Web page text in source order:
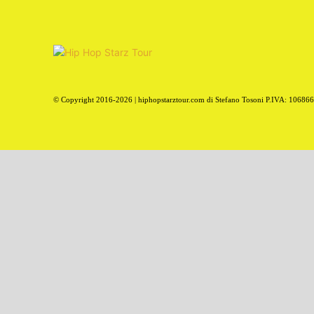
© Copyright 2016-2026 | hiphopstarztour.com di Stefano Tosoni P.IVA: